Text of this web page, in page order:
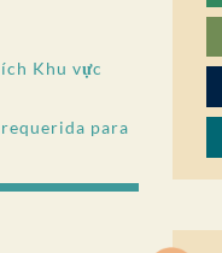
Khu vực
para